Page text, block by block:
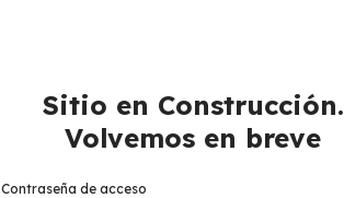
Sitio en Construcción.
Volvemos en breve
Contraseña de acceso